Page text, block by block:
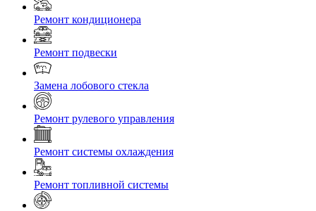
Ремонт кондиционера
Ремонт подвески
Замена лобового стекла
Ремонт рулевого управления
Ремонт системы охлаждения
Ремонт топливной системы